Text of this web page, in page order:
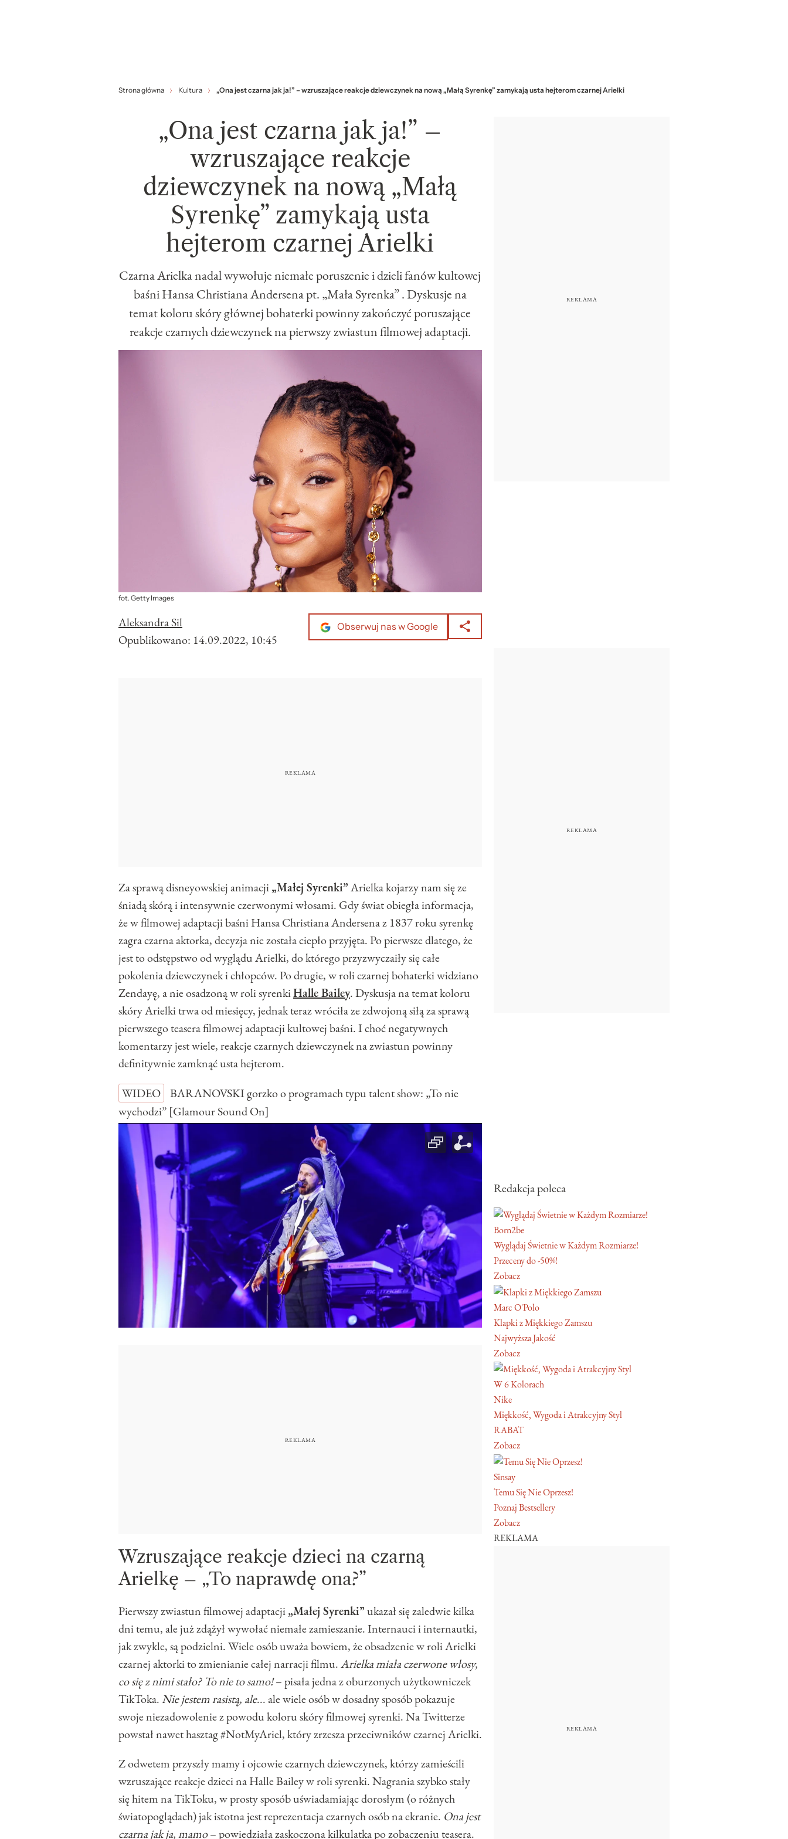
Strona główna Kultura „Ona jest czarna jak ja!” – wzruszające reakcje dziewczynek na nową „Małą Syrenkę” zamykają usta hejterom czarnej Arielki
„Ona jest czarna jak ja!” –
wzruszające reakcje
dziewczynek na nową „Małą
Syrenkę” zamykają usta
hejterom czarnej Arielki
Czarna Arielka nadal wywołuje niemałe poruszenie i dzieli fanów kultowej
baśni Hansa Christiana Andersena pt. „Mała Syrenka” . Dyskusje na
temat koloru skóry głównej bohaterki powinny zakończyć poruszające
reakcje czarnych dziewczynek na pierwszy zwiastun filmowej adaptacji.
fot. Getty Images
Aleksandra Sil
Opublikowano: 14.09.2022, 10:45
Obserwuj nas w Google
Za sprawą disneyowskiej animacji„Małej Syrenki”Arielka kojarzy nam się ze
śniadą skórą i intensywnie czerwonymi włosami. Gdy świat obiegła informacja,
że w filmowej adaptacji baśni Hansa Christiana Andersena z 1837 roku syrenkę
zagra czarna aktorka, decyzja nie została ciepło przyjęta. Po pierwsze dlatego, że
jest to odstępstwo od wyglądu Arielki, do którego przyzwyczaiły się całe
pokolenia dziewczynek i chłopców. Po drugie, w roli czarnej bohaterki widziano
Zendayę, a nie osadzoną w roli syrenkiHalle Bailey. Dyskusja na temat koloru
skóry Arielki trwa od miesięcy, jednak teraz wróciła ze zdwojoną siłą za sprawą
pierwszego teasera filmowej adaptacji kultowej baśni. I choć negatywnych
komentarzy jest wiele, reakcje czarnych dziewczynek na zwiastun powinny
definitywnie zamknąć usta hejterom.
WIDEO
BARANOVSKI gorzko o programach typu talent show: „To nie
wychodzi” [Glamour Sound On]
Wzruszające reakcje dzieci na czarną
Arielkę – „To naprawdę ona?”
Pierwszy zwiastun filmowej adaptacji„Małej Syrenki”ukazał się zaledwie kilka
dni temu, ale już zdążył wywołać niemałe zamieszanie. Internauci i internautki,
jak zwykle, są podzielni. Wiele osób uważa bowiem, że obsadzenie w roli Arielki
czarnej aktorki to zmienianie całej narracji filmu.Arielka miała czerwone włosy,
co się z nimi stało? To nie to samo!– pisała jedna z oburzonych użytkowniczek
TikToka. Nie jestem rasistą, ale... ale wiele osób w dosadny sposób pokazuje
swoje niezadowolenie z powodu koloru skóry filmowej syrenki. Na Twitterze
powstał nawet hasztag #NotMyAriel, który zrzesza przeciwników czarnej Arielki.
Z odwetem przyszły mamy i ojcowie czarnych dziewczynek, którzy zamieścili
wzruszające reakcje dzieci na Halle Bailey w roli syrenki. Nagrania szybko stały
się hitem na TikToku, w prosty sposób uświadamiając dorosłym (o różnych
światopoglądach) jak istotna jest reprezentacja czarnych osób na ekranie. Ona jest
czarna jak ja, mamo– powiedziała zaskoczona kilkulatka po zobaczeniu teasera.
Redakcja poleca
Born2be
Wyglądaj Świetnie w Każdym Rozmiarze!
Przeceny do -50%!
Zobacz
Marc O'Polo
Klapki z Miękkiego Zamszu
Najwyższa Jakość
Zobacz
W 6 Kolorach
Nike
Miękkość, Wygoda i Atrakcyjny Styl
RABAT
Zobacz
Sinsay
Temu Się Nie Oprzesz!
Poznaj Bestsellery
Zobacz
REKLAMA